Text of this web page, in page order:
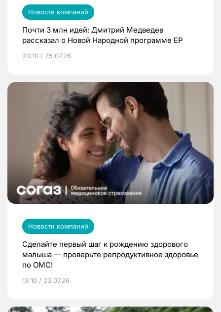
Новости компаний
Почти 3 млн идей: Дмитрий Медведев
рассказал о Новой Народной программе ЕР
20:10 / 25.07.26
Новости компаний
Сделайте первый шаг к рождению здорового
малыша — проверьте репродуктивное здоровье
по ОМС!
13:10 / 23.07.26